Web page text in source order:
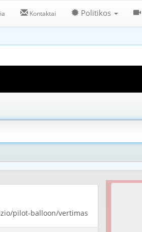
Kontaktai Politikos
pilot-balloon/vertimas